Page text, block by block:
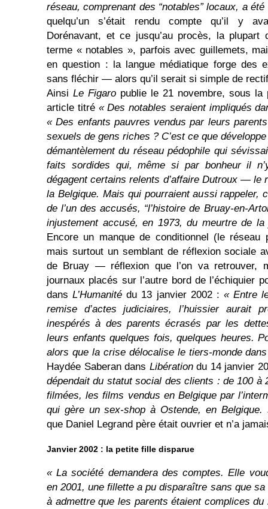
réseau, comprenant des “notables” locaux, a
quelqu’un s’était rendu compte qu’il y
Dorénavant, et ce jusqu’au procès, la plupart
terme « notables », parfois avec guillemets,
en question : la langue médiatique forge des
sans fléchir — alors qu’il serait si simple de
Ainsi Le Figaro publie le 21 novembre, sous la
article titré « Des notables seraient impliqués
« Des enfants pauvres vendus par leurs
sexuels de gens riches ? C’est ce que
démantèlement du réseau pédophile qui
faits sordides qui, même si par bonheur il
dégagent certains relents d’affaire Dutroux — le
la Belgique. Mais qui pourraient aussi rappeler,
de l’un des accusés, “l’histoire de Bruay-en-
injustement accusé, en 1973, du meurtre de
Encore un manque de conditionnel (le réseau
mais surtout un semblant de réflexion sociale
de Bruay — réflexion que l’on va retrouver,
journaux placés sur l’autre bord de l’échiquier
dansL’Humanité du 13 janvier 2002 :« Entre
remise d’actes judiciaires, l’huissier aurait
inespérés à des parents écrasés par les
leurs enfants quelques fois, quelques heures.
alors que la crise délocalise le tiers-monde
Haydée Saberan dans Libérationdu 14 janvier
dépendait du statut social des clients : de 100 à
filmées, les films vendus en Belgique par
qui gère un sex-shop à Ostende, en Belgique.
que Daniel Legrand père était ouvrier et n’a
Janvier 2002 : la petite fille disparue
« La société demandera des comptes. Elle
en 2001, une fillette a pu disparaître sans que
à admettre que les parents étaient complices du